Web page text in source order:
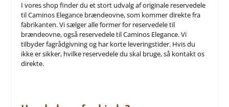
I vores shop finder du et stort udvalg af originale reservedele
til Caminos Elegance brændeovne, som kommer direkte fra
fabrikanten. Vi sælger alle former for reservedele til
brændeovne, også reservedele til Caminos Elegance. Vi
tilbyder fagrådgivning og har korte leveringstider. Hvis du
ikke er sikker, hvilke reservedele du skal bruge, så kontakt os
direkte.